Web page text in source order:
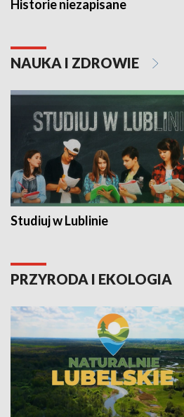
Historie niezapisane
NAUKA I ZDROWIE
Studiuj w Lublinie
PRZYRODA I EKOLOGIA